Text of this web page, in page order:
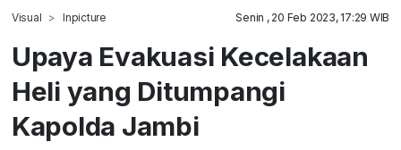
Visual Inpicture Senin , 20 Feb 2023, 17:29 WIB
Upaya Evakuasi Kecelakaan
Heli yang Ditumpangi
Kapolda Jambi